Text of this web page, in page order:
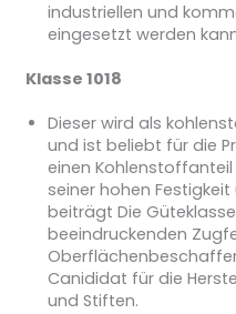
industriellen und
eingesetzt werden
Klasse 1018
Dieser wird als
und ist beliebt für die
einen Kohlenstoffanteil
seiner hohen
beiträgt Die
beeindruckenden
Canididat für die
und Stiften.